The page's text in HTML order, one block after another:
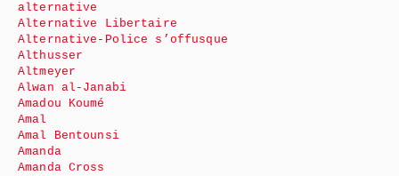
alternative
Alternative Libertaire
Alternative-Police s’offusque
Althusser
Altmeyer
Alwan al-Janabi
Amadou Koumé
Amal
Amal Bentounsi
Amanda
Amanda Cross